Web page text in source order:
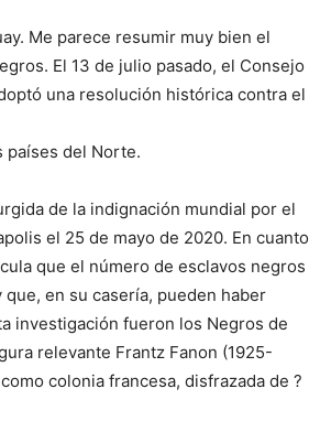
Me parece resumir muy bien el
El 13 de julio pasado, el Consejo
una resolución histórica contra el
países del Norte.
de la indignación mundial por el
el 25 de mayo de 2020. En cuanto
que el número de esclavos negros
en su casería, pueden haber
investigación fueron los Negros de
relevante Frantz Fanon (1925-
colonia francesa, disfrazada de ?